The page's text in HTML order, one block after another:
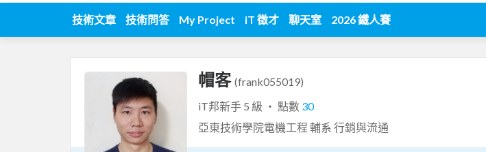
技術文章 技術問答 My Project iT 徵才 聊天室 2026 鐵人賽
帽客 (frank055019)
iT邦新手 5 級 ‧ 點數 30
亞東技術學院電機工程 輔系 行銷與流通